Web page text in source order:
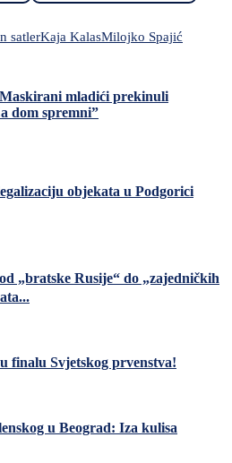
satlerKaja KalasMilojko Spajić
mladići prekinuli
dom spremni”
objekata u Podgorici
„bratske Rusije“ do „zajedničkih
finalu Svjetskog prvenstva!
u Beograd: Iza kulisa